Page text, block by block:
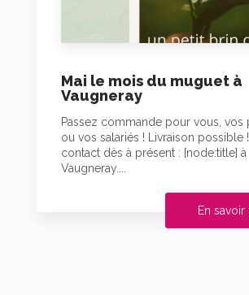
Mai le mois du muguet à
Vaugneray
Passez commande pour vous, vos
ou vos salariés ! Livraison possible
contact dès à présent : [node:title] à
Vaugneray....
En savoir